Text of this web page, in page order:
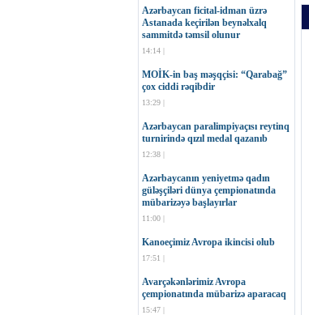
Azərbaycan ficital-idman üzrə
Astanada keçirilən beynəlxalq
sammitdə təmsil olunur
14:14 |
MOİK-in baş məşqçisi: “Qarabağ”
çox ciddi rəqibdir
13:29 |
Azərbaycan paralimpiyaçısı reytinq
turnirində qızıl medal qazanıb
12:38 |
Azərbaycanın yeniyetmə qadın
güləşçiləri dünya çempionatında
mübarizəyə başlayırlar
11:00 |
Kanoeçimiz Avropa ikincisi olub
17:51 |
Avarçəkənlərimiz Avropa
çempionatında mübarizə aparacaq
15:47 |